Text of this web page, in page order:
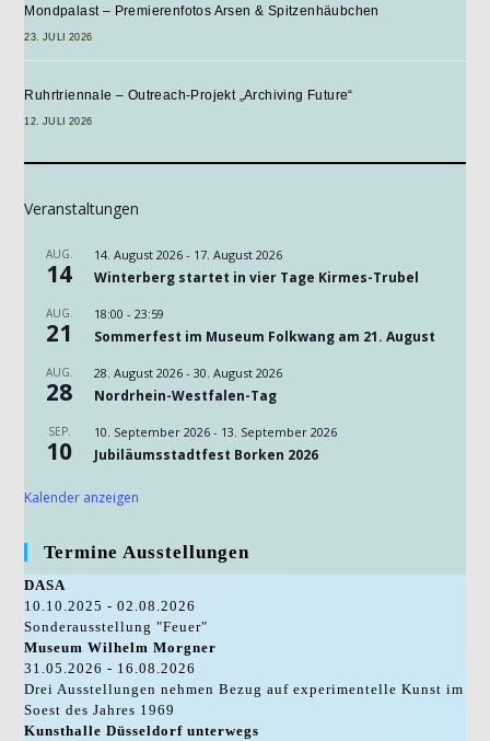
Kokerei
Mondpalast – Premierenfotos Arsen & Spitzenhäubchen
23. JULI 2026
Ruhrtriennale – Outreach-Projekt „Archiving Future“
12. JULI 2026
Veranstaltungen
AUG.
14
14. August 2026 - 17. August 2026
Winterberg startet in vier Tage Kirmes-Trubel
AUG.
21
18:00 -23:59
Sommerfest im Museum Folkwang am 21. August
AUG.
28
28. August 2026 -30. August 2026
Nordrhein-Westfalen-Tag
SEP.
10
10. September 2026 - 13. September 2026
Jubiläumsstadtfest Borken 2026
Kalender anzeigen
Termine Ausstellungen
DASA
10.10.2025 - 02.08.2026
Sonderausstellung "Feuer"
Museum Wilhelm Morgner
31.05.2026 - 16.08.2026
Drei Ausstellungen nehmen Bezug auf experimentelle Kunst im
Soest des Jahres 1969
Kunsthalle Düsseldorf unterwegs